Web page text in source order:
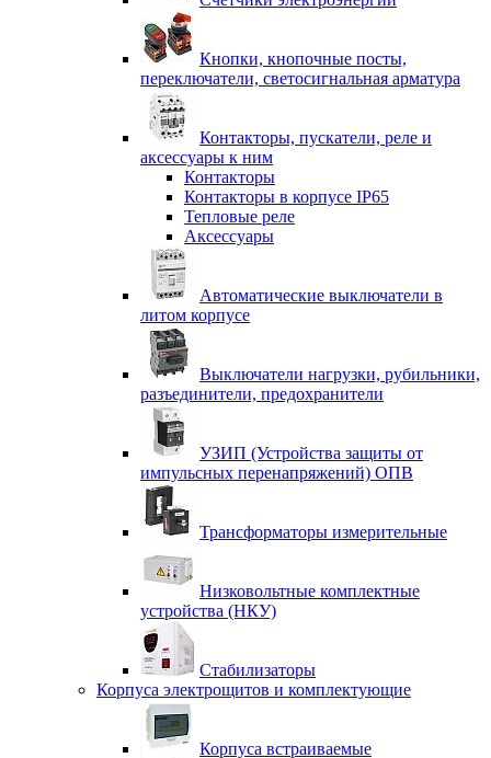
Кнопки, кнопочные посты,
переключатели, светосигнальная арматура
Контакторы, пускатели, реле и
аксессуары к ним
Контакторы
Контакторы в корпусе IP65
Тепловые реле
Аксессуары
Автоматические выключатели в
литом корпусе
Выключатели нагрузки, рубильники,
разъединители, предохранители
УЗИП (Устройства защиты от
импульсных перенапряжений) ОПВ
Трансформаторы измерительные
Низковольтные комплектные
устройства (НКУ)
Стабилизаторы
Корпуса электрощитов и комплектующие
Корпуса встраиваемые